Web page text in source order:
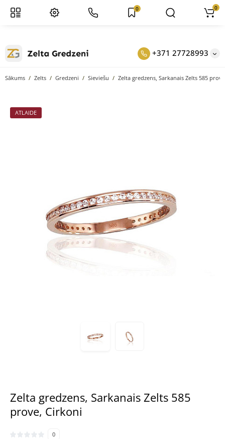
+371 27728993
0 0
Sākums Zelts Gredzeni Sieviešu Zelta gredzens, Sarkanais Zelts 585
ATLAIDE
Zelta gredzens, Sarkanais Zelts 585
prove, Cirkoni
0